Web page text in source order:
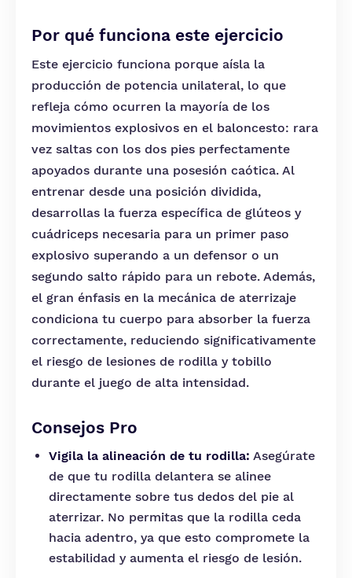
Por qué funciona este ejercicio
Este ejercicio funciona porque aísla la
producción de potencia unilateral, lo que
refleja cómo ocurren la mayoría de los
movimientos explosivos en el baloncesto: rara
vez saltas con los dos pies perfectamente
apoyados durante una posesión caótica. Al
entrenar desde una posición dividida,
desarrollas la fuerza específica de glúteos y
cuádriceps necesaria para un primer paso
explosivo superando a un defensor o un
segundo salto rápido para un rebote. Además,
el gran énfasis en la mecánica de aterrizaje
condiciona tu cuerpo para absorber la fuerza
correctamente, reduciendo significativamente
el riesgo de lesiones de rodilla y tobillo
durante el juego de alta intensidad.
Consejos Pro
Vigila la alineación de tu rodilla: Asegúrate
de que tu rodilla delantera se alinee
directamente sobre tus dedos del pie al
aterrizar. No permitas que la rodilla ceda
hacia adentro, ya que esto compromete la
estabilidad y aumenta el riesgo de lesión.